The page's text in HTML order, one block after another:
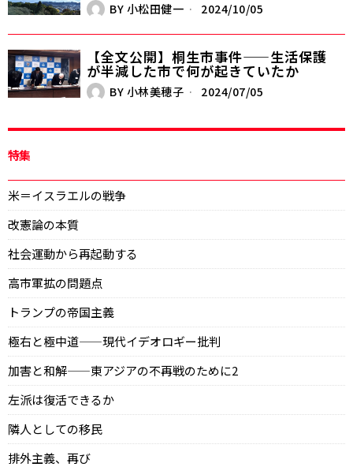
BY 小松田健一 2024/10/05
【全文公開】桐生市事件——生活保護
が半減した市で何が起きていたか
BY 小林美穂子 2024/07/05
特集
米＝イスラエルの戦争
改憲論の本質
社会運動から再起動する
高市軍拡の問題点
トランプの帝国主義
極右と極中道——現代イデオロギー批判
加害と和解——東アジアの不再戦のために2
左派は復活できるか
隣人としての移民
排外主義、再び